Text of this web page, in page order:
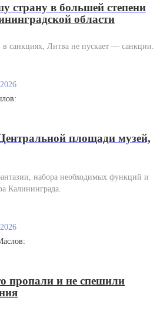
страну в большей степени
области
в санкциях, Литва не пускает — санкции.
площади музей,
набора необходимых функций и
Калининграда.
пропали и не спешили